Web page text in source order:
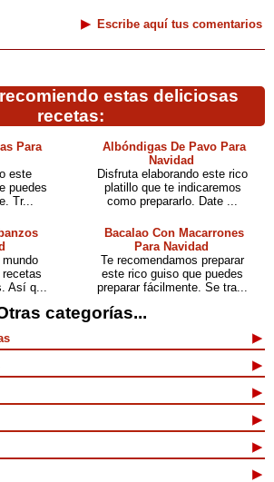
Escribe aquí tus comentarios
estas deliciosas
recetas:
Para
este
puedes
Tr...
Albóndigas De Pavo Para
Navidad
Disfruta elaborando este rico
platillo que te indicaremos
como prepararlo. Date ...
Así q...
Bacalao Con Macarrones
Para Navidad
Te recomendamos preparar
este rico guiso que puedes
preparar fácilmente. Se tra...
categorías...